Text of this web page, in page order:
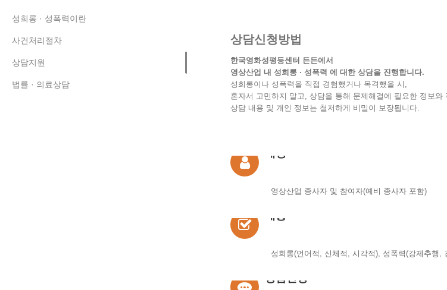
상담신청방법
한국영화성평등센터 든든에서
영상산업 내 성희롱 · 성폭력 에 대한 상담을 진행합니다.
성희롱이나 성폭력을 직접 경험했거나 목격했을 시,
혼자서 고민하지 말고, 상담을 통해 문제해결에 필요한 정보와
상담 내용 및 개인 정보는 철저하게 비밀이 보장됩니다.
대상
영상산업 종사자 및 참여자(예비 종사자 포함)
내용
성희롱(언어적, 신체적, 시각적), 성폭력(강제추행
상담신청
성희롱 · 성폭력이란
사건처리절차
상담지원
법률 · 의료상담